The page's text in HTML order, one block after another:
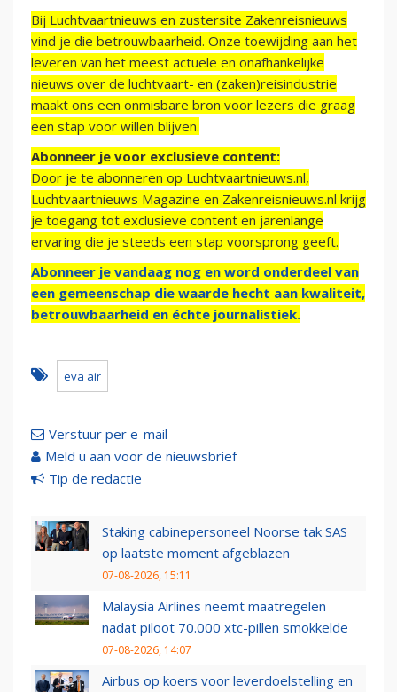
Bij Luchtvaartnieuws en zustersite Zakenreisnieuws
vind je die betrouwbaarheid. Onze toewijding aan het
leveren van het meest actuele en onafhankelijke
nieuws over de luchtvaart- en (zaken)reisindustrie
maakt ons een onmisbare bron voor lezers die graag
een stap voor willen blijven.
Abonneer je voor exclusieve content:
Door je te abonneren op Luchtvaartnieuws.nl,
Luchtvaartnieuws Magazine en Zakenreisnieuws.nl krijg
je toegang tot exclusieve content en jarenlange
ervaring die je steeds een stap voorsprong geeft.
Abonneer je vandaag nog en word onderdeel van
een gemeenschap die waarde hecht aan kwaliteit,
betrouwbaarheid en échte journalistiek.
eva air
Verstuur per e-mail
Meld u aan voor de nieuwsbrief
Tip de redactie
Staking cabinepersoneel Noorse tak SAS
op laatste moment afgeblazen
07-08-2026, 15:11
Malaysia Airlines neemt maatregelen
nadat piloot 70.000 xtc-pillen smokkelde
07-08-2026, 14:07
Airbus op koers voor leverdoelstelling en